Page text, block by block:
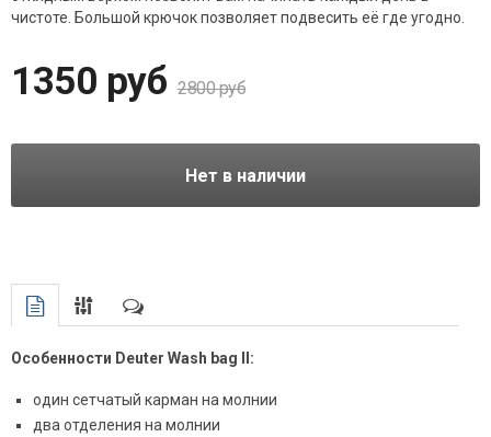
чистоте. Большой крючок позволяет подвесить её где угодно.
1350 руб 2800 руб
Нет в наличии
Особенности Deuter Wash bag II:
один сетчатый карман на молнии
два отделения на молнии